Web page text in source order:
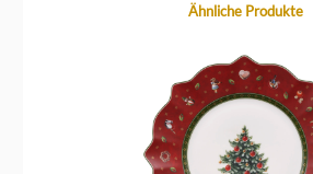
Produktgalerie überspringenÄhnliche Produkte